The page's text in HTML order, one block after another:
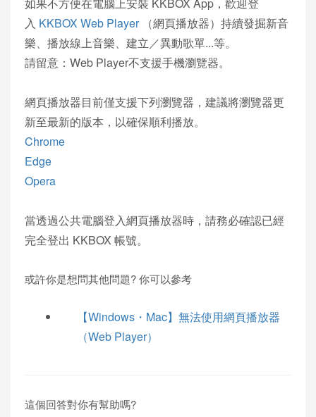
入 KKBOX Web Player（網頁播放器）持續發掘新音
樂、播放線上音樂、建立／異動歌單...等。
請留意：Web Player不支援手機瀏覽器。
網頁播放器⽬前僅⽀援下列瀏覽器，建議將瀏覽器更
新至最新的版本，以確保順利播放。
Chrome
Edge
Opera
當透過公共電腦登入網頁播放器時，請務必確認已經
完全登出 KKBOX 帳號。
或許你是想問其他問題? 你可以參考
【Windows・Mac】無法使⽤網⾴播放器
（Web Player）
這個回答對你有幫助嗎?